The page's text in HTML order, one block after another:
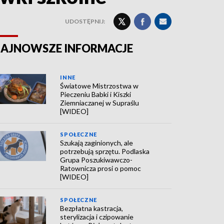
UDOSTĘPNIJ:
INFORMACJE
INNE
Światowe Mistrzostwa w
Pieczeniu Babki i Kiszki
Ziemniaczanej w Supraślu
[WIDEO]
SPOŁECZNE
Szukają zaginionych, ale
potrzebują sprzętu. Podlaska
Grupa Poszukiwawczo-
Ratownicza prosi o pomoc
[WIDEO]
SPOŁECZNE
Bezpłatna kastracja,
sterylizacja i czipowanie